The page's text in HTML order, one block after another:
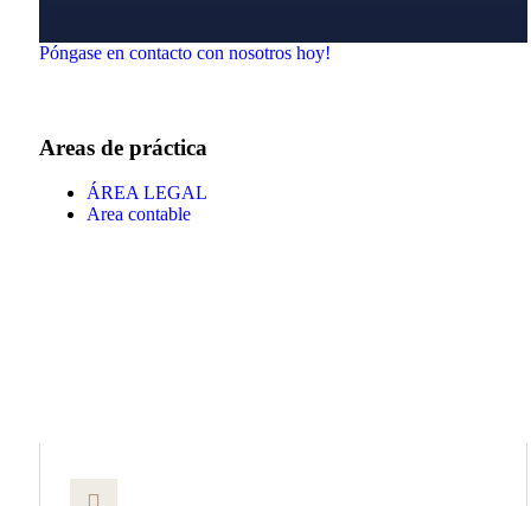
Póngase en contacto con nosotros hoy!
Areas de práctica
ÁREA LEGAL
Area contable